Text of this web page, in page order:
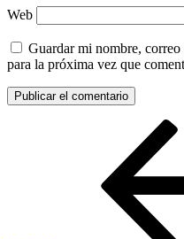
Web
Guardar mi nombre,
para la próxima vez que